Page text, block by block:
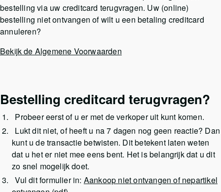
bestelling via uw creditcard terugvragen. Uw (online)
bestelling niet ontvangen of wilt u een betaling creditcard
annuleren?
Bekijk de Algemene Voorwaarden
Bestelling creditcard terugvragen?
Probeer eerst of u er met de verkoper uit kunt komen.
Lukt dit niet, of heeft u na 7 dagen nog geen reactie? Dan
kunt u de transactie betwisten. Dit betekent laten weten
dat u het er niet mee eens bent. Het is belangrijk dat u dit
zo snel mogelijk doet.
Vul dit formulier in: Aankoop niet ontvangen of nepartikel